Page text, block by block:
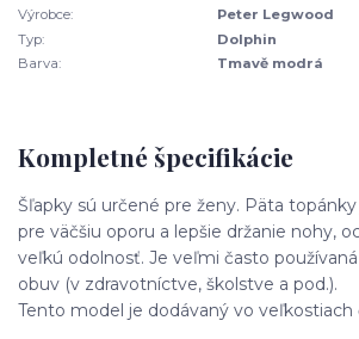
Výrobce:
Peter Legwood
Typ:
Dolphin
Barva:
Tmavě modrá
Kompletné špecifikácie
Šľapky sú určené pre ženy. Päta
pre väčšiu oporu a lepšie držanie nohy,
veľkú odolnosť. Je veľmi často
obuv (v zdravotníctve, školstve a pod.).
Tento model je dodávaný vo veľkostiach